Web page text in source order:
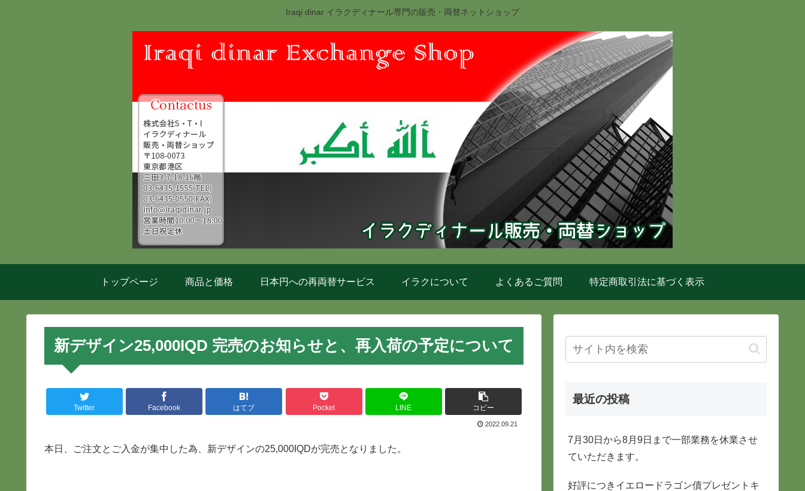
Iraqi dinar イラクディナール専門の販売・両替ネットショップ
トップページ 商品と価格 日本円への再両替サービス イラクについて よくあるご質問 特定商取引法に基づく表示
新デザイン25,000IQD 完売のお知らせと、再入荷の予定について
Twitter Facebook はてブ Pocket LINE コピー
2022.09.21
本日、ご注文とご入金が集中した為、新デザインの25,000IQDが完売となりました。
最近の投稿
7月30日から8月9日まで一部業務を休業させ
ていただきます。
好評につきイエロードラゴン債プレゼントキ